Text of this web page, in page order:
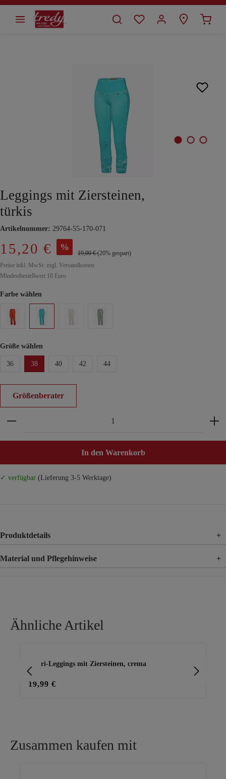
springen
Leggings mit Ziersteinen,
türkis
Artikelnummer: 29764-55-170-071
15,20 € %
19,00 €(20% gespart)
Preise inkl. MwSt. zzgl. Versandkosten
Mindestbestellwert 10 Euro
Farbe wählen
Größe wählen
36 38 40 42 44
Größenberater
Produkt Anzahl: Gib den gewünschten Wert ein
In den Warenkorb
✓ verfügbar (Lieferung 3-5 Werktage)
Produktdetails +
Material und Pflegehinweise +
Ähnliche Artikel
Capri-Leggings mit Ziersteinen, crema
19,99 €
Zusammen kaufen mit